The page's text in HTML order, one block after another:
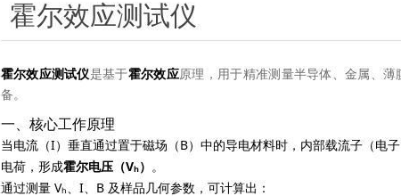
霍尔效应测试仪
霍尔效应测试仪是基于霍尔效应原理，用于精准测量半导体、金属、薄
备。
一、核心工作原理
当电流（I）垂直通过置于磁场（B）中的导电材料时，内部载流子（电
电荷，形成霍尔电压（Vₕ） 。
通过测量 Vₕ、I、B 及样品几何参数，可计算出：